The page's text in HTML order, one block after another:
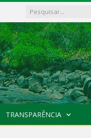
TRANSPARÊNCIA